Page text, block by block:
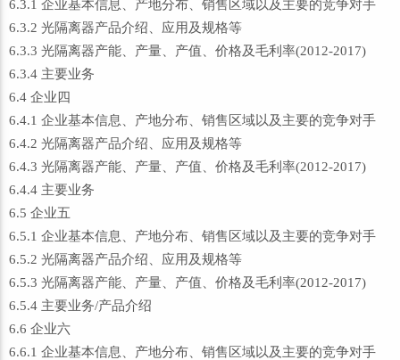
6.3.1 企业基本信息、产地分布、销售区域以及主要的竞争对手
6.3.2 光隔离器产品介绍、应用及规格等
6.3.3 光隔离器产能、产量、产值、价格及毛利率(2012-2017)
6.3.4 主要业务
6.4 企业四
6.4.1 企业基本信息、产地分布、销售区域以及主要的竞争对手
6.4.2 光隔离器产品介绍、应用及规格等
6.4.3 光隔离器产能、产量、产值、价格及毛利率(2012-2017)
6.4.4 主要业务
6.5 企业五
6.5.1 企业基本信息、产地分布、销售区域以及主要的竞争对手
6.5.2 光隔离器产品介绍、应用及规格等
6.5.3 光隔离器产能、产量、产值、价格及毛利率(2012-2017)
6.5.4 主要业务/产品介绍
6.6 企业六
6.6.1 企业基本信息、产地分布、销售区域以及主要的竞争对手